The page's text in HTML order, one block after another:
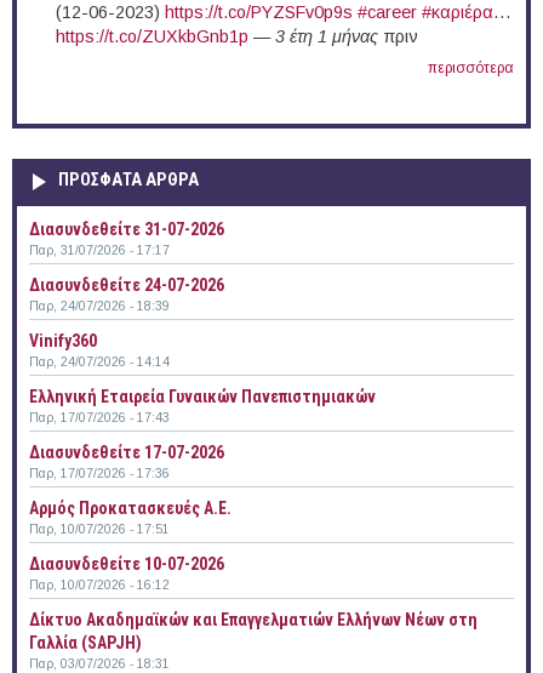
(12-06-2023) https://t.co/PYZSFv0p9s #career #καριέρα…
https://t.co/ZUXkbGnb1p —3 έτη 1 μήναςπριν
περισσότερα
ΠΡΟΣΦΑΤΑ ΑΡΘΡΑ
Διασυνδεθείτε 31-07-2026
Παρ, 31/07/2026 - 17:17
Διασυνδεθείτε 24-07-2026
Παρ, 24/07/2026 - 18:39
Vinify360
Παρ, 24/07/2026 - 14:14
Ελληνική Εταιρεία Γυναικών Πανεπιστημιακών
Παρ, 17/07/2026 - 17:43
Διασυνδεθείτε 17-07-2026
Παρ, 17/07/2026 - 17:36
Αρμός Προκατασκευές Α.Ε.
Παρ, 10/07/2026 - 17:51
Διασυνδεθείτε 10-07-2026
Παρ, 10/07/2026 - 16:12
Δίκτυο Ακαδημαϊκών και Επαγγελματιών Ελλήνων Νέων στη
Γαλλία (SAPJH)
Παρ, 03/07/2026 - 18:31